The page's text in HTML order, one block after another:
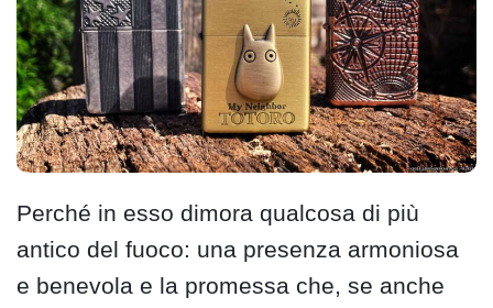
Perché in esso dimora qualcosa di più
antico del fuoco: una presenza armoniosa
e benevola e la promessa che, se anche